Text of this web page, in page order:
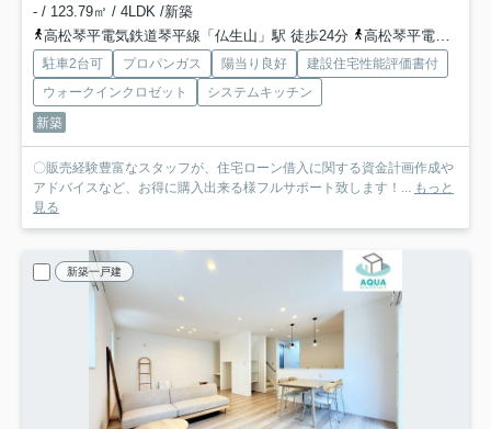
- / 123.79㎡ / 4LDK /新築
高松琴平電気鉄道琴平線「仏生山」駅 徒歩24分
高松琴平電気鉄道琴平線「空港通り」駅 徒歩34分
駐車2台可 プロパンガス 陽当り良好
建設住宅性能評価書付
ウォークインクロゼット
システムキッチン
新築
〇販売経験豊富なスタッフが、住宅ローン借入に関する資金計画作成や
アドバイスなど、お得に購入出来る様フルサポート致します！...
もっと
見る
新築一戸建